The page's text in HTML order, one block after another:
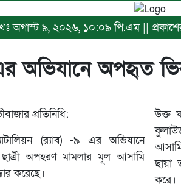
অগাস্ট ৯, ২০২৬, ১০:০৯ পি.এম ||
অভিযানে অপহৃত
প্রতিনিধি:
(র‌্যাব) -৯ এর অভিযানে
অপহরণ মামলার মূল আসামি
করেছে।
উক্ত
করে।